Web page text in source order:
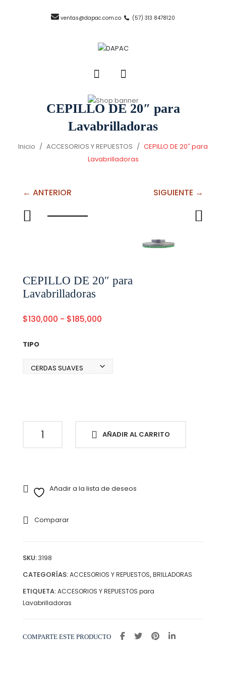
ventas@dapac.com.co (57) 313 8478120
CEPILLO DE 20″ para
Lavabrilladoras
Inicio / ACCESORIOS Y REPUESTOS / CEPILLO DE 20″ para
Lavabrilladoras
← ANTERIOR SIGUIENTE →
CEPILLO DE 20″ para
Lavabrilladoras
$130,000 - $185,000
$130,000
TIPO
cantidad
AÑADIR AL CARRITO
Añadir a la lista de deseos
Comparar
SKU:3198
CATEGORÍAS:ACCESORIOS Y REPUESTOS,BRILLADORAS
ETIQUETA:ACCESORIOS Y REPUESTOS para
Lavabrilladoras
COMPARTE ESTE PRODUCTO